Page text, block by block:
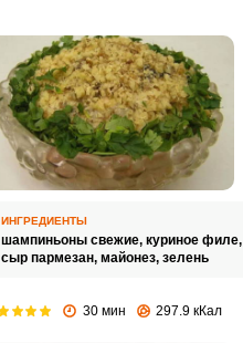
ИНГРЕДИЕНТЫ
шампиньоны свежие, куриное филе,
сыр пармезан, майонез, зелень
30 мин 297.9 кКал